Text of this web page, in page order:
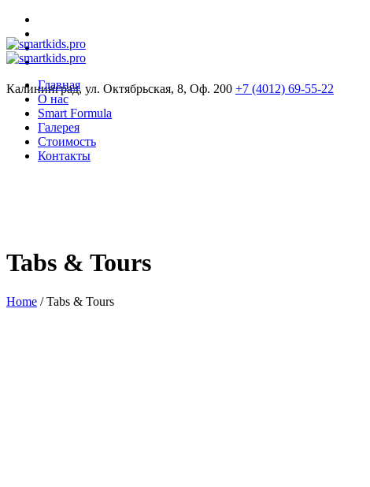
Калининград, ул. Октябрьская, 8, Оф. 200 +7 (4012) 69-55-22
Главная
О нас
Smart Formula
Галерея
Стоимость
Контакты
Tabs & Tours
Home /Tabs & Tours